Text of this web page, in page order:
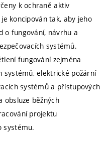
k ochraně aktiv
koncipován tak, aby jeho
o fungování, návrhu a
systémů.
fungování zejména
systémů, elektrické požární
systémů a přístupových
obsluze běžných
projektu
systému.